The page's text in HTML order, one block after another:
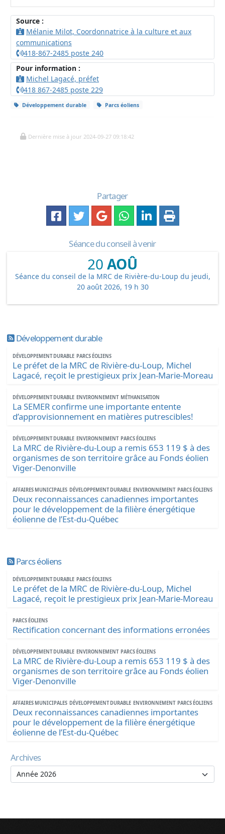
Source :
Mélanie Milot, Coordonnatrice à la culture et aux
communications
418-867-2485 poste 240
Pour information :
Michel Lagacé, préfet
418 867-2485 poste 229
Développement durable Parcs éoliens
Dernière mise à jour 2024-09-27 09:18:42
Partager
Séance du conseil à venir
20 AOÛ
Séance du conseil de la MRC de Rivière-du-Loup du jeudi,
20 août 2026, 19 h 30
Développement durable
DÉVELOPPEMENT DURABLE PARCS ÉOLIENS
Le préfet de la MRC de Rivière-du-Loup, Michel
Lagacé, reçoit le prestigieux prix Jean-Marie-Moreau
DÉVELOPPEMENT DURABLE ENVIRONNEMENT MÉTHANISATION
La SEMER confirme une importante entente
d’approvisionnement en matières putrescibles!
DÉVELOPPEMENT DURABLE ENVIRONNEMENT PARCS ÉOLIENS
La MRC de Rivière-du-Loup a remis 653 119 $ à des
organismes de son territoire grâce au Fonds éolien
Viger-Denonville
AFFAIRES MUNICIPALES DÉVELOPPEMENT DURABLE ENVIRONNEMENT PARCS ÉOLIENS
Deux reconnaissances canadiennes importantes
pour le développement de la filière énergétique
éolienne de l’Est-du-Québec
Parcs éoliens
DÉVELOPPEMENT DURABLE PARCS ÉOLIENS
Le préfet de la MRC de Rivière-du-Loup, Michel
Lagacé, reçoit le prestigieux prix Jean-Marie-Moreau
PARCS ÉOLIENS
Rectification concernant des informations erronées
DÉVELOPPEMENT DURABLE ENVIRONNEMENT PARCS ÉOLIENS
La MRC de Rivière-du-Loup a remis 653 119 $ à des
organismes de son territoire grâce au Fonds éolien
Viger-Denonville
AFFAIRES MUNICIPALES DÉVELOPPEMENT DURABLE ENVIRONNEMENT PARCS ÉOLIENS
Deux reconnaissances canadiennes importantes
pour le développement de la filière énergétique
éolienne de l’Est-du-Québec
Archives